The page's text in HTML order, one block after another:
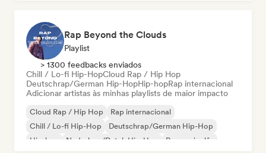
Rap Beyond the Clouds
Playlist
> 1300 feedbacks enviados
Chill / Lo-fi Hip-HopCloud Rap / Hip Hop
Deutschrap/German Hip-HopHip-hopRap internacional
Adicionar artistas às minhas playlists de maior impacto
Cloud Rap / Hip Hop
Rap internacional
Chill / Lo-fi Hip-Hop
Deutschrap/German Hip-Hop
Hip-hop
Nederhop/Dutch Hip-Hop
Rap em inglês